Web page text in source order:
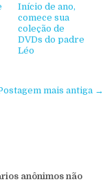
Início de ano,
comece sua
coleção de
DVDs do padre
Léo
mais antiga →
anônimos não